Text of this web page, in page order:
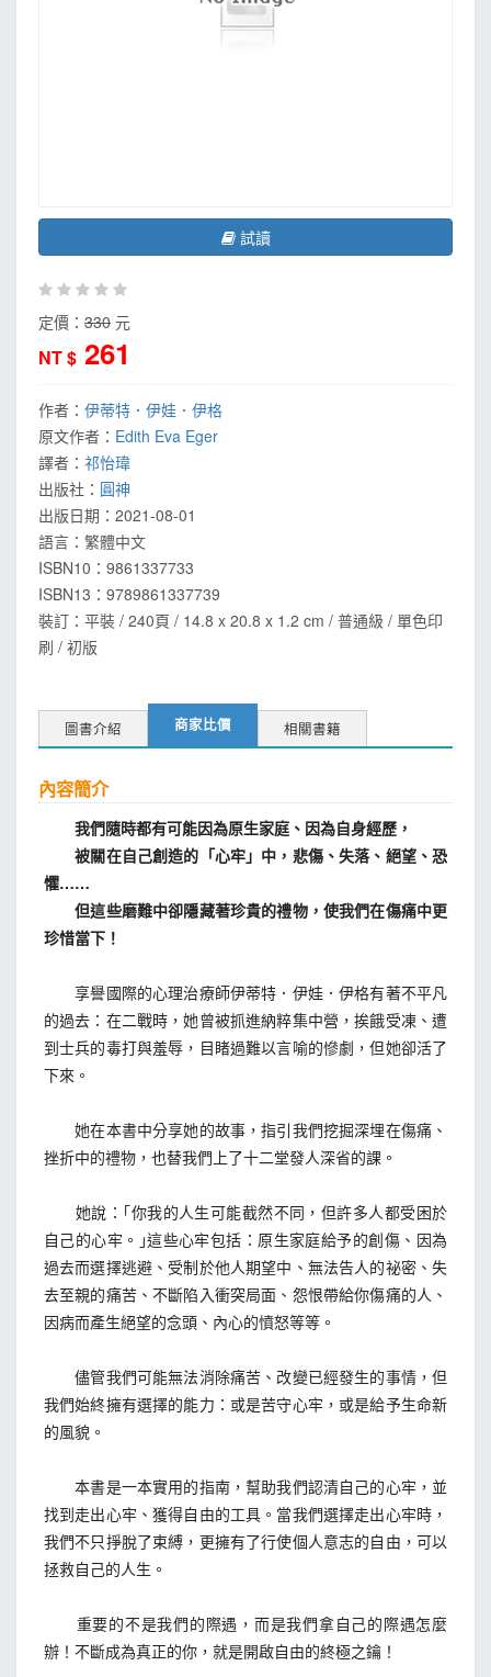
試讀
定價： 330 元
NT $ 261
作者： 伊蒂特．伊娃．伊格
原文作者： Edith Eva Eger
譯者： 祁怡瑋
出版社： 圓神
出版日期： 2021-08-01
語言： 繁體中文
ISBN10：9861337733
ISBN13： 9789861337739
裝訂：平裝 / 240頁 / 14.8 x 20.8 x 1.2 cm / 普通級 / 單色印
刷 / 初版
圖書介紹 商家比價 相關書籍
內容簡介
我們隨時都有可能因為原生家庭、因為自身經歷，
被關在自己創造的「心牢」中，悲傷、失落、絕望、恐
懼……
但這些磨難中卻隱藏著珍貴的禮物，使我們在傷痛中更
珍惜當下！
享譽國際的心理治療師伊蒂特．伊娃．伊格有著不平凡
的過去：在二戰時，她曾被抓進納粹集中營，挨餓受凍、遭
到士兵的毒打與羞辱，目睹過難以言喻的慘劇，但她卻活了
下來。
她在本書中分享她的故事，指引我們挖掘深埋在傷痛、
挫折中的禮物，也替我們上了十二堂發人深省的課。
她說：｢你我的人生可能截然不同，但許多人都受困於
自己的心牢。｣這些心牢包括：原生家庭給予的創傷、因為
過去而選擇逃避、受制於他人期望中、無法告人的祕密、失
去至親的痛苦、不斷陷入衝突局面、怨恨帶給你傷痛的人、
因病而產生絕望的念頭、內心的憤怒等等。
儘管我們可能無法消除痛苦、改變已經發生的事情，但
我們始終擁有選擇的能力：或是苦守心牢，或是給予生命新
的風貌。
本書是一本實用的指南，幫助我們認清自己的心牢，並
找到走出心牢、獲得自由的工具。當我們選擇走出心牢時，
我們不只掙脫了束縛，更擁有了行使個人意志的自由，可以
拯救自己的人生。
重要的不是我們的際遇，而是我們拿自己的際遇怎麼
辦！不斷成為真正的你，就是開啟自由的終極之鑰！